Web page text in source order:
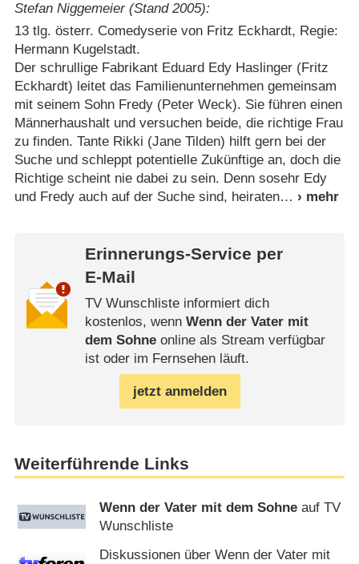
Stefan Niggemeier (Stand 2005):
13 tlg. österr. Comedyserie von Fritz Eckhardt, Regie:
Hermann Kugelstadt.
Der schrullige Fabrikant Eduard Edy Haslinger (Fritz
Eckhardt) leitet das Familienunternehmen gemeinsam
mit seinem Sohn Fredy (Peter Weck). Sie führen einen
Männerhaushalt und versuchen beide, die richtige Frau
zu finden. Tante Rikki (Jane Tilden) hilft gern bei der
Suche und schleppt potentielle Zukünftige an, doch die
Richtige scheint nie dabei zu sein. Denn sosehr Edy
und Fredy auch auf der Suche sind, heiraten
Erinnerungs-Service per
E-Mail
TV Wunschliste informiert dich
kostenlos, wenn Wenn der Vater mit
dem Sohneonline als Stream verfügbar
ist oder im Fernsehen läuft.
jetzt anmelden
Weiterführende Links
Wenn der Vater mit dem Sohne auf TV
Wunschliste
Diskussionen über Wenn der Vater mit